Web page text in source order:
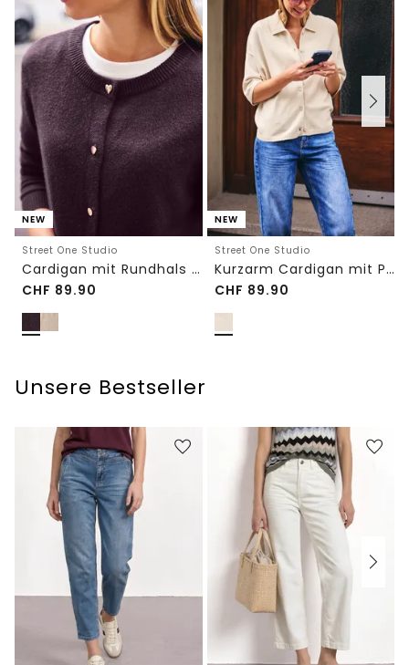
NEW
Street One Studio
Cardigan mit Rundhals und Knöpfen
CHF 89.90
NEW
Street One Studio
Kurzarm Cardigan mit Polokragen
CHF 89.90
Unsere Bestseller